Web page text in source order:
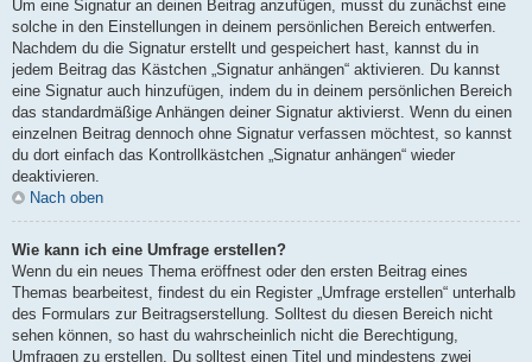
Um eine Signatur an deinen Beitrag anzufügen, musst du zunächst eine
solche in den Einstellungen in deinem persönlichen Bereich entwerfen.
Nachdem du die Signatur erstellt und gespeichert hast, kannst du in
jedem Beitrag das Kästchen „Signatur anhängen“ aktivieren. Du kannst
eine Signatur auch hinzufügen, indem du in deinem persönlichen Bereich
das standardmäßige Anhängen deiner Signatur aktivierst. Wenn du einen
einzelnen Beitrag dennoch ohne Signatur verfassen möchtest, so kannst
du dort einfach das Kontrollkästchen „Signatur anhängen“ wieder
deaktivieren.
Nach oben
Wie kann ich eine Umfrage erstellen?
Wenn du ein neues Thema eröffnest oder den ersten Beitrag eines
Themas bearbeitest, findest du ein Register „Umfrage erstellen“ unterhalb
des Formulars zur Beitragserstellung. Solltest du diesen Bereich nicht
sehen können, so hast du wahrscheinlich nicht die Berechtigung,
Umfragen zu erstellen. Du solltest einen Titel und mindestens zwei